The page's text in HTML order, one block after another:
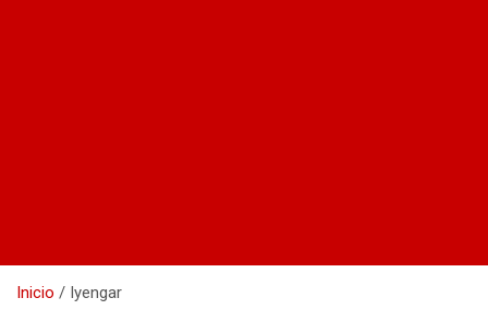
Inicio Iyengar